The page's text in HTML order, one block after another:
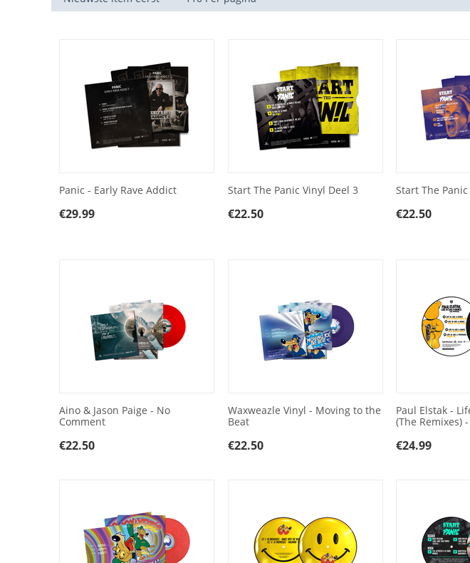
Panic - Early Rave Addict
€29.99
Start The Panic Vinyl Deel 3
€22.50
Start The
€22.50
Aino & Jason Paige - No
Comment
€22.50
Waxweazle Vinyl - Moving to the
Beat
€22.50
Paul Elstak -
(The Remixes)
€24.99